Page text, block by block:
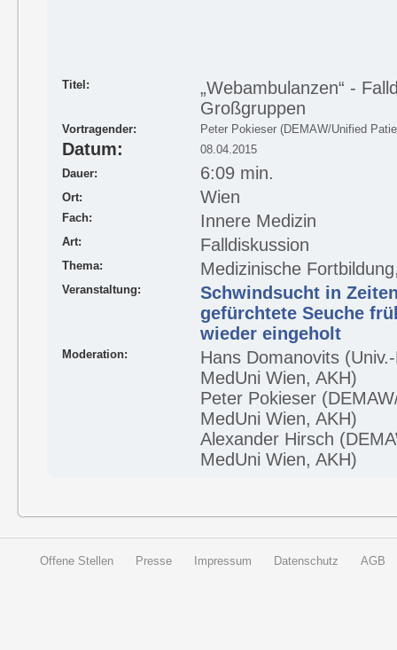
Titel:
„Webambulanzen“ -
Großgruppen
Vortragender: Peter Pokieser (DEMAW/Unified
Datum:
08.04.2015
Dauer:
6:09 min.
Ort: Wien
Fach: Innere Medizin
Art: Falldiskussion
Thema: Medizinische
Veranstaltung:
Schwindsucht in
gefürchtete Seuche
wieder eingeholt
Moderation:
Hans Domanovits
MedUni Wien, AKH)
Peter Pokieser
MedUni Wien, AKH)
Alexander Hirsch
MedUni Wien, AKH)
Offene Stellen Presse Impressum Datenschutz AGB